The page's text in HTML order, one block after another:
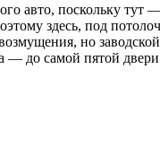
авто, поскольку
здесь, под
но
— до самой пятой